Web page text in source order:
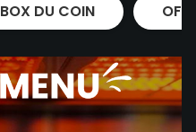
BOX DU COIN